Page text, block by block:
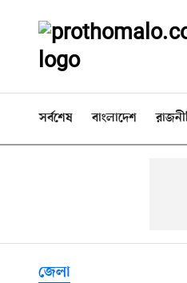
সর্বশেষ বাংলাদেশ
জেলা